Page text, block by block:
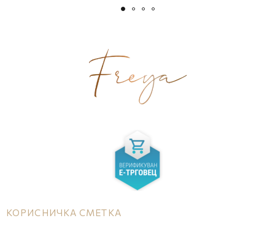
КОРИСНИЧКА СМЕТКА